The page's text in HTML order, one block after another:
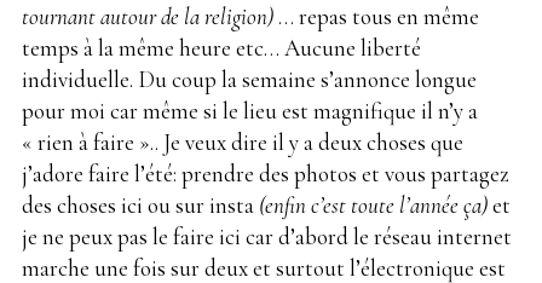
tournant autour de la religion)… repas tous en même
temps à la même heure etc… Aucune liberté
individuelle. Du coup la semaine s’annonce longue
pour moi car même si le lieu est magnifique il n’y a
« rien à faire ».. Je veux dire il y a deux choses que
j’adore faire l’été: prendre des photos et vous partagez
des choses ici ou sur insta (enfin c’est toute l’année ça)et
je ne peux pas le faire ici car d’abord le réseau internet
marche une fois sur deux et surtout l’électronique est